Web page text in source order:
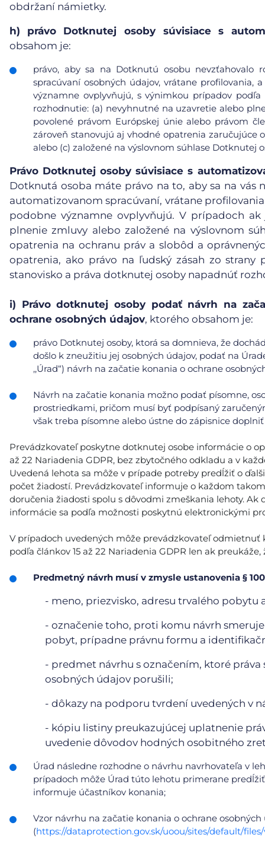
obdržaní námietky.
h)
právo Dotknutej osoby súvisiace s
obsahom je:
právo, aby sa na Dotknutú osobu nevzťahovalo
spracúvaní osobných údajov, vrátane
významne ovplyvňujú, s výnimkou prípadov
rozhodnutie: (a) nevyhnutné na uzavretie alebo
povolené právom Európskej únie alebo právom
zároveň stanovujú aj vhodné opatrenia zaručujúce
alebo (c) založené na výslovnom súhlase Dotknutej
Právo Dotknutej osoby súvisiace s
Dotknutá osoba máte právo na to, aby sa na vás
automatizovanom spracúvaní, vrátane
podobne významne ovplyvňujú. V prípadoch
plnenie zmluvy alebo založené na výslovnom
opatrenia na ochranu práv a slobôd a
opatrenia, ako právo na ľudský zásah zo
stanovisko a práva dotknutej osoby napadnúť
i) Právo dotknutej osoby podať návrh na
ochrane osobných údajov, ktorého obsahom je:
právo Dotknutej osoby, ktorá sa domnieva, že
došlo k zneužitiu jej osobných údajov, podať na
,,Úrad“) návrh na začatie konania o ochrane
Návrh na začatie konania možno podať písomne,
prostriedkami, pričom musí byť podpísaný
však treba písomne alebo ústne do zápisnice
Prevádzkovateľ poskytne dotknutej osobe informácie o
až 22 Nariadenia GDPR, bez zbytočného odkladu a v
Uvedená lehota sa môže v prípade potreby predĺžiť o
počet žiadostí. Prevádzkovateľ informuje o každom
doručenia žiadosti spolu s dôvodmi zmeškania lehoty.
informácie sa podľa možnosti poskytnú elektronickými
V prípadoch uvedených môže prevádzkovateľ
podľa článkov 15 až 22 Nariadenia GDPR len ak
Predmetný návrh musí v zmysle ustanovenia §
- meno, priezvisko, adresu trvalého pobytu
- označenie toho, proti komu návrh
pobyt, prípadne právnu formu a
- predmet návrhu s označením, ktoré
osobných údajov porušili;
- dôkazy na podporu tvrdení uvedených v
- kópiu listiny preukazujúcej uplatnenie
uvedenie dôvodov hodných osobitného
Úrad následne rozhodne o návrhu navrhovateľa v
prípadoch môže Úrad túto lehotu primerane
informuje účastníkov konania;
Vzor návrhu na začatie konania o ochrane
(https://dataprotection.gov.sk/uoou/sites/default/